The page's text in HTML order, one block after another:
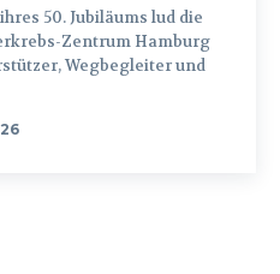
Zentrum Hamburg
Wegbegleiter und